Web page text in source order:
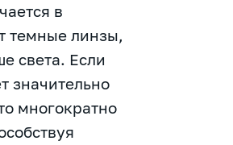
в
темные линзы,
света. Если
значительно
многократно